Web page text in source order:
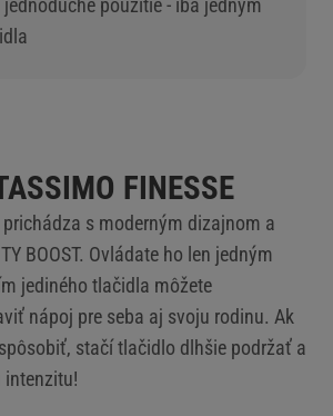
použitie - iba jedným
FINESSE
prichádza s moderným dizajnom a
BOOST. Ovládate ho len jedným
jediného tlačidla môžete
nápoj pre seba aj svoju rodinu. Ak
stačí tlačidlo dlhšie podržať a
intenzitu!